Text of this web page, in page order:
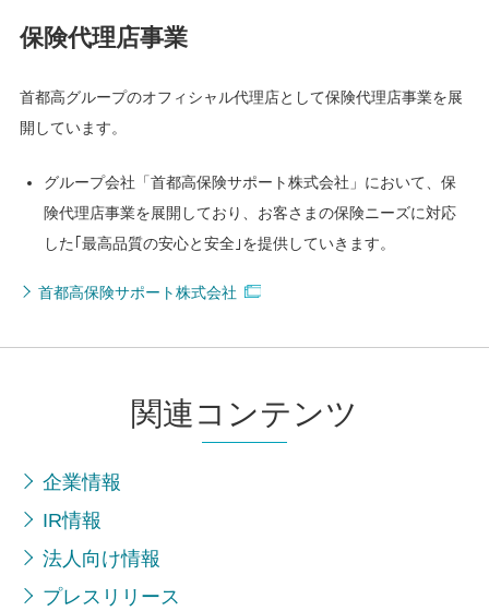
保険代理店事業
首都高グループのオフィシャル代理店として保険代理店事業を展
開しています。
グループ会社「首都高保険サポート株式会社」において、保
険代理店事業を展開しており、お客さまの保険ニーズに対応
した｢最高品質の安心と安全｣を提供していきます。
首都高保険サポート株式会社
関連コンテンツ
企業情報
IR情報
法人向け情報
プレスリリース